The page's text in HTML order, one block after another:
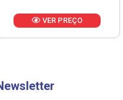
VER PREÇO